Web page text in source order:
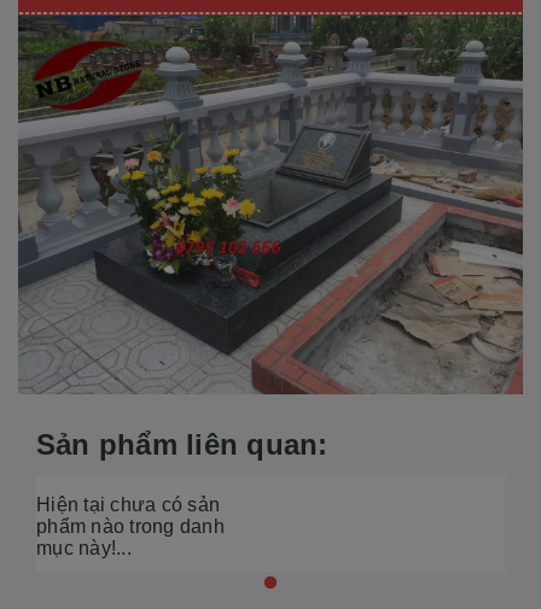
Sản phẩm liên quan:
Hiện tại chưa có sản
phẩm nào trong danh
mục này!...